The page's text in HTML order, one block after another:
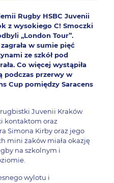
Rugby HSBC Juvenii
z wysokiego C! Smoczki
„London Tour”.
w sumie pięć
ze szkół pod
Co więcej wystąpiła
podczas przerwy w
Cup pomiędzy Saracens
Juvenii Kraków
kontaktom oraz
Simona Kirby oraz jego
mini żaków miała okazję
na szkolnym i
wylotu i